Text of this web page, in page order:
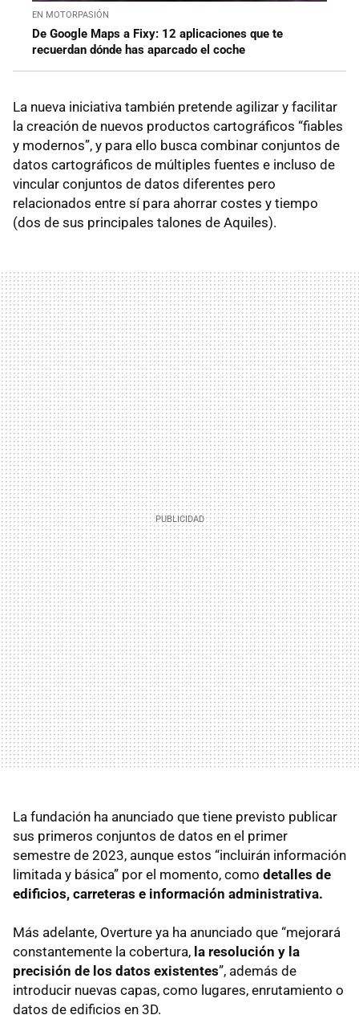
EN MOTORPASIÓN
De Google Maps a Fixy: 12 aplicaciones que te
recuerdan dónde has aparcado el coche
La nueva iniciativa también pretende agilizar y facilitar
la creación de nuevos productos cartográficos “fiables
y modernos”, y para ello busca combinar conjuntos de
datos cartográficos de múltiples fuentes e incluso de
vincular conjuntos de datos diferentes pero
relacionados entre sí para ahorrar costes y tiempo
(dos de sus principales talones de Aquiles).
La fundación ha anunciado que tiene previsto publicar
sus primeros conjuntos de datos en el primer
semestre de 2023, aunque estos “incluirán información
limitada y básica” por el momento, como detalles de
edificios, carreteras e información administrativa.
Más adelante, Overture ya ha anunciado que “mejorará
constantemente la cobertura, la resolución y la
precisión de los datos existentes”, además de
introducir nuevas capas, como lugares, enrutamiento o
datos de edificios en 3D.